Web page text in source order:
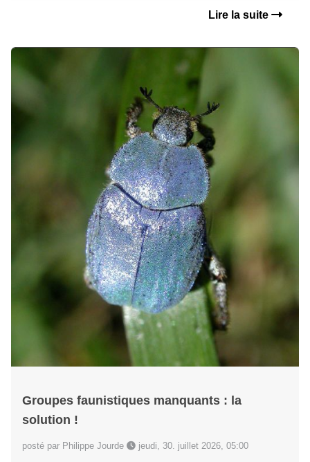
Lire la suite
Groupes faunistiques manquants : la
solution !
posté par Philippe Jourde jeudi, 30. juillet 2026, 05:00